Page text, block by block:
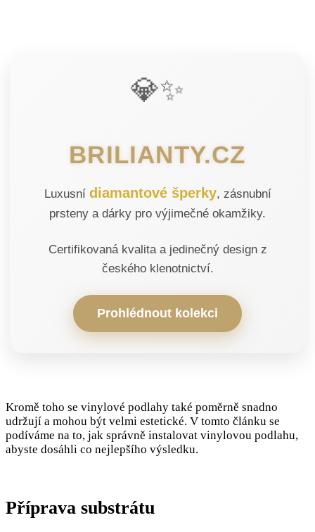
💎✨
BRILIANTY.CZ
Luxusní diamantové šperky, zásnubní
prsteny a dárky pro výjimečné okamžiky.
Certifikovaná kvalita a jedinečný design z
českého klenotnictví.
Prohlédnout kolekci
Kromě toho se vinylové podlahy také poměrně snadno
udržují a mohou být velmi estetické. V tomto článku se
podíváme na to, jak správně instalovat vinylovou podlahu,
abyste dosáhli co nejlepšího výsledku.
Příprava substrátu